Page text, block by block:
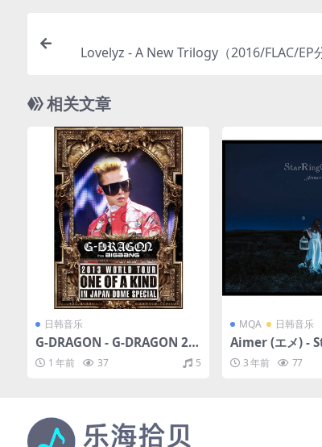
Lovelyz - A New Trilogy（2016/FLAC/EP
相关文章
日韩音乐
G-DRAGON - G-DRAGON 20
13 WORLD TOUR 〜ONE OF
A KIND〜 IN JAPAN DOME S
1 年前 37 5
MQA 日韩音乐
Aimer (エメ) -
d EP（2014/
27M）(MQA/
3 年前 77